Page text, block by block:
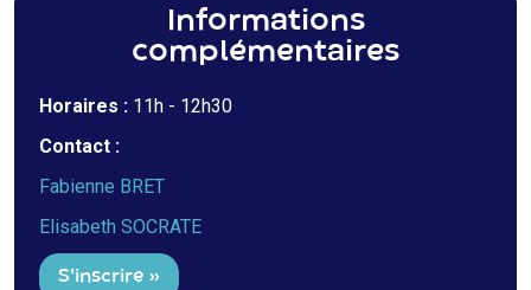
Informations
complémentaires
Horaires : 11h - 12h30
Contact :
Fabienne BRET
Elisabeth SOCRATE
S'inscrire »